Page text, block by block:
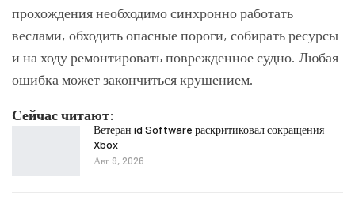
прохождения необходимо синхронно работать
веслами, обходить опасные пороги, собирать ресурсы
и на ходу ремонтировать поврежденное судно. Любая
ошибка может закончиться крушением.
Сейчас читают:
Ветеран id Software раскритиковал сокращения
Xbox
Авг 9, 2026